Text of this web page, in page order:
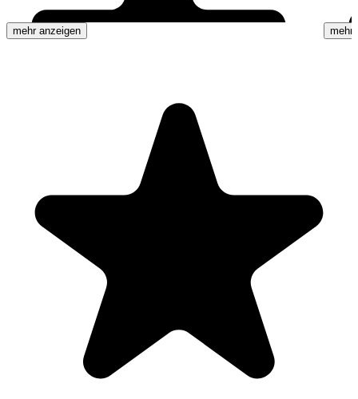
mehr anzeigen mehr